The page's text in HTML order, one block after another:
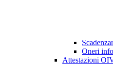
Oneri
Attestazioni